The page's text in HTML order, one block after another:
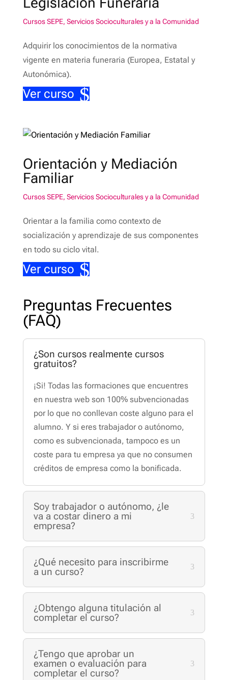
Cursos SEPE, Servicios Socioculturales y a la Comunidad
Adquirir los conocimientos de la normativa
vigente en materia funeraria (Europea, Estatal y
Autonómica).
Ver curso
Orientación y Mediación
Familiar
Cursos SEPE, Servicios Socioculturales y a la Comunidad
Orientar a la familia como contexto de
socialización y aprendizaje de sus componentes
en todo su ciclo vital.
Ver curso
Preguntas Frecuentes
(FAQ)
¿Son cursos realmente cursos
gratuitos?
¡Si! Todas las formaciones que encuentres
en nuestra web son 100% subvencionadas
por lo que no conllevan coste alguno para el
alumno. Y si eres trabajador o autónomo,
como es subvencionada, tampoco es un
coste para tu empresa ya que no consumen
créditos de empresa como la bonificada.
Soy trabajador o autónomo, ¿le
va a costar dinero a mi
empresa?
¿Qué necesito para inscribirme
a un curso?
¿Obtengo alguna titulación al
completar el curso?
¿Tengo que aprobar un
examen o evaluación para
completar el curso?